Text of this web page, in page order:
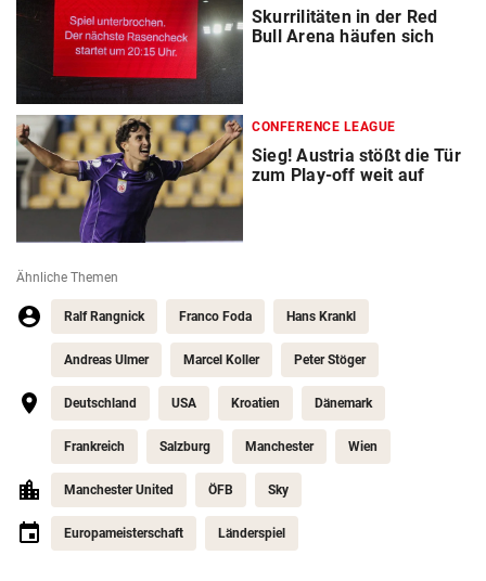
Skurrilitäten in der Red
Bull Arena häufen sich
CONFERENCE LEAGUE
Sieg! Austria stößt die Tür
zum Play-off weit auf
Ähnliche Themen
Ralf Rangnick Franco Foda Hans Krankl
Andreas Ulmer Marcel Koller Peter Stöger
Deutschland USA Kroatien Dänemark
Frankreich Salzburg Manchester Wien
Manchester United ÖFB Sky
Europameisterschaft Länderspiel